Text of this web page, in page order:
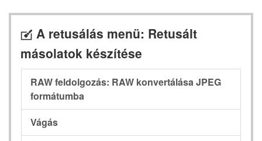
N A retusálás menü: Retusált
másolatok készítése
RAW feldolgozás: RAW konvertálása JPEG
formátumba
Vágás